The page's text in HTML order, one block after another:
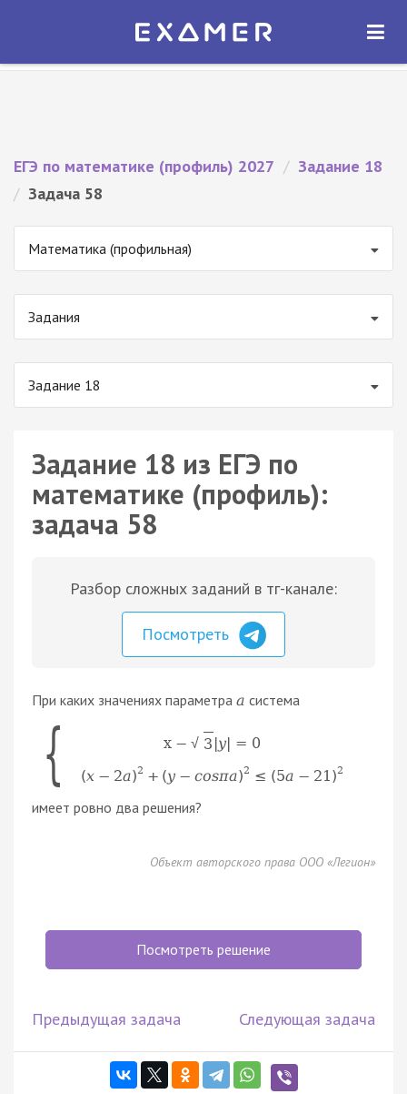
Экзамер — ЕГЭ 2027
ОТКРЫТЬ
ЕГЭ по математике (профиль) 2027 / Задание 18
/ Задача 58
Математика (профильная)
Задания
Задание 18
Задание 18 из ЕГЭ по
математике (профиль):
задача 58
Разбор сложных заданий в тг-канале:
Посмотреть
При каких значениях параметра a система
{ x − √ 3 |y| = 0
(x − 2a)2 + (y − cosπa)2 ≤ (5a − 21 )2
имеет ровно два решения?
Объект авторского права ООО «Легион»
Посмотреть решение
Предыдущая задача Следующая задача